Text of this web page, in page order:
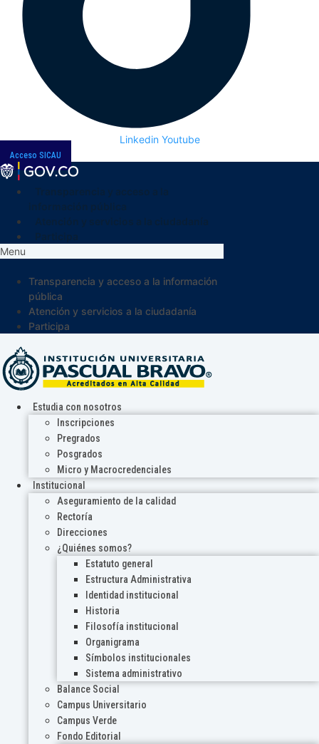
Linkedin Youtube
Acceso SICAU
Menu
Transparencia y acceso a la información
pública
Atención y servicios a la ciudadanía
Participa
Estudia con nosotros
Inscripciones
Pregrados
Posgrados
Micro y Macrocredenciales
Institucional
Aseguramiento de la calidad
Rectoría
Direcciones
¿Quiénes somos?
Estatuto general
Estructura Administrativa
Identidad institucional
Historia
Filosofía institucional
Organigrama
Símbolos institucionales
Sistema administrativo
Balance Social
Campus Universitario
Campus Verde
Fondo Editorial